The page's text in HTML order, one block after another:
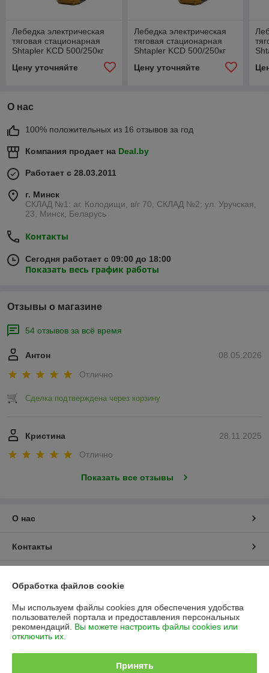
Лебедка электрическая
тяговая стационарная
Shtapler KCD 500/250кг
Цену уточняйте
Лебедка электрическая
тяговая стационарная
Shtapler KCD 500/250кг
Цену уточняйте
О нас
100% положительных из 16 отзывов за год
Компания продает на Deal.by
Работает с 28.03.2011
г. Минск
СКЛАД №1: аг. Колодищи, в/г 70; СКЛАД №2: ул. Уручская,
23, Минск, Беларусь
Контакты
Сегодня работает с 09:00 до 18:00
Показать весь график работы
Отзывы о магазине
54 отзывов за всё время
08.05.2026
Антон
Отлично
Сделка подтверждена через корзину
28.11.2025
Кристина
Отлично
Показать все отзывы
О нас
Контакты
График работы
Полная версия сайта
Обработка файлов cookie
Мы используем файлы cookies для обеспечения удобства
пользователей портала и предоставления персональных
рекомендаций. Вы можете настроить файлы cookies или
отключить их.
Принять